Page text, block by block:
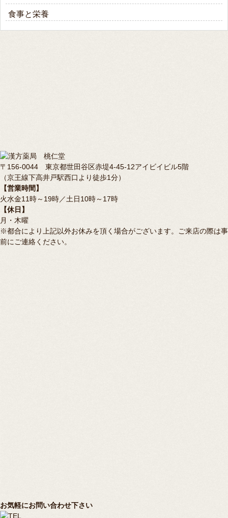
食事と栄養
〒156-0044 東京都世田谷区赤堤4-45-12アイビイビル5階
（京王線下高井戸駅西口より徒歩1分）
【営業時間】
火水金11時～19時／土日10時～17時
【休日】
月・木曜
※都合により上記以外お休みを頂く場合がございます。ご来店の際は事
前にご連絡ください。
お気軽にお問い合わせ下さい